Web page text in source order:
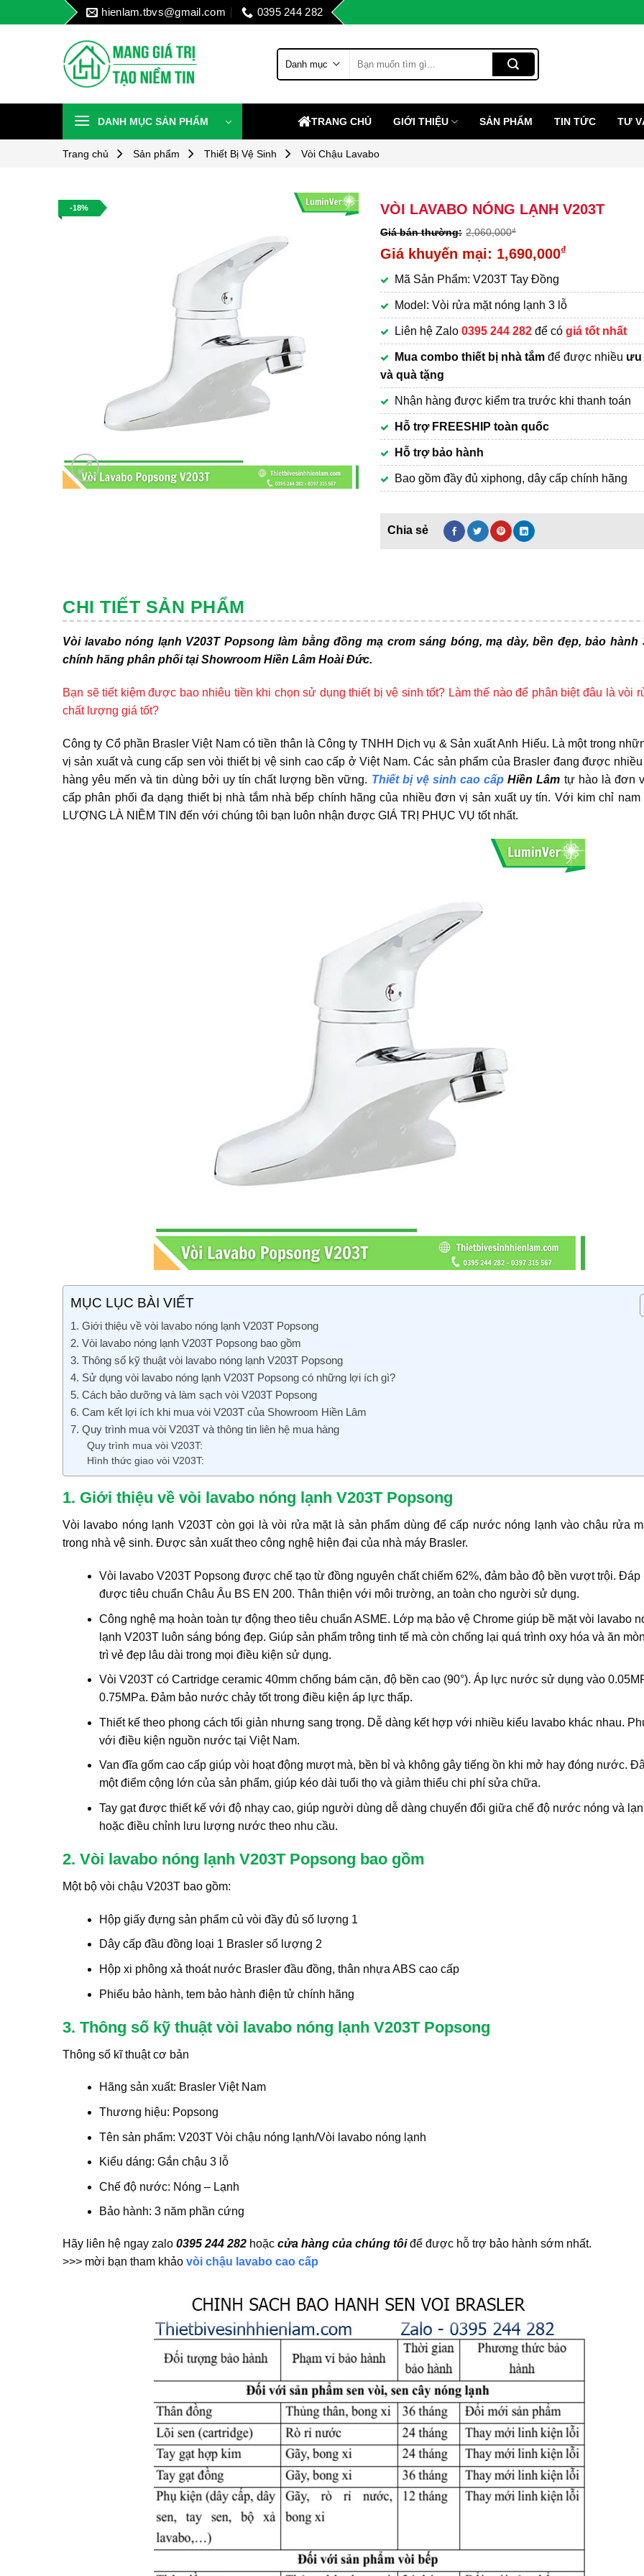
to
hienlam.tbvs@gmail.com 0395 244 282
kiếm:
DANH MỤC SẢN PHẨM TRANG CHỦ GIỚI THIỆU SẢN PHẨM TIN TỨC TƯ
Trang chủ Sản phẩm Thiết Bị Vệ Sinh Vòi Chậu Lavabo
-18% VÒI LAVABO NÓNG LẠNH V203T
2,060,000₫
Giá
là:
2,060,000₫.
1,690,000₫
hiện
tại
là:
1,690,000₫.
Mã Sản Phẩm: V203T Tay Đồng
Model: Vòi rửa mặt nóng lạnh 3 lỗ
Liên hệ Zalo0395 244 282 để cógiá tốt nhất
Mua combo thiết bị nhà tắm để được nhiều ưu
và quà tặng
Nhận hàng được kiểm tra trước khi thanh toán
Hỗ trợ FREESHIP toàn quốc
Hỗ trợ bảo hành
Bao gồm đầy đủ xiphong, dây cấp chính hãng
CHI TIẾT SẢN PHẨM
Vòi lavabo nóng lạnh V203T Popsong làm bằng đồng mạ crom sáng bóng, mạ dày, bền đẹp, bảo hành
chính hãng phân phối tại Showroom Hiền Lâm Hoài Đức.
Bạn sẽ tiết kiệm được bao nhiêu tiền khi chọn sử dụng thiết bị vệ sinh tốt? Làm thế nào để phân biệt đâu là vòi
chất lượng giá tốt?
Công ty Cổ phần Brasler Việt Nam có tiền thân là Công ty TNHH Dịch vụ & Sản xuất Anh Hiếu. Là một trong
vị sản xuất và cung cấp sen vòi thiết bị vệ sinh cao cấp ở Việt Nam. Các sản phẩm của Brasler đang được nhiều
hàng yêu mến và tin dùng bởi uy tín chất lượng bền vững. Thiết bị vệ sinh cao cấp Hiền Lâm tự hào là đơn
cấp phân phối đa dạng thiết bị nhà tắm nhà bếp chính hãng của nhiều đơn vị sản xuất uy tín. Với kim chỉ nam
LƯỢNG LÀ NIỀM TIN đến với chúng tôi bạn luôn nhận được GIÁ TRỊ PHỤC VỤ tốt nhất.
MỤC LỤC BÀI VIẾT
1. Giới thiệu về vòi lavabo nóng lạnh V203T Popsong
2. Vòi lavabo nóng lạnh V203T Popsong bao gồm
3. Thông số kỹ thuật vòi lavabo nóng lạnh V203T Popsong
4. Sử dụng vòi lavabo nóng lạnh V203T Popsong có những lợi ích gì?
5. Cách bảo dưỡng và làm sạch vòi V203T Popsong
6. Cam kết lợi ích khi mua vòi V203T của Showroom Hiền Lâm
7. Quy trình mua vòi V203T và thông tin liên hệ mua hàng
Quy trình mua vòi V203T:
Hình thức giao vòi V203T:
1. Giới thiệu về vòi lavabo nóng lạnh V203T Popsong
Vòi lavabo nóng lạnh V203T còn gọi là vòi rửa mặt là sản phẩm dùng để cấp nước nóng lạnh vào chậu rửa
trong nhà vệ sinh. Được sản xuất theo công nghệ hiện đại của nhà máy Brasler.
Vòi lavabo V203T Popsong được chế tạo từ đồng nguyên chất chiếm 62%, đảm bảo độ bền vượt trội. Đáp
được tiêu chuẩn Châu Âu BS EN 200. Thân thiện với môi trường, an toàn cho người sử dụng.
Công nghệ mạ hoàn toàn tự động theo tiêu chuẩn ASME. Lớp mạ bảo vệ Chrome giúp bề mặt vòi lavabo
lạnh V203T luôn sáng bóng đẹp. Giúp sản phẩm trông tinh tế mà còn chống lại quá trình oxy hóa và ăn
trì vẻ đẹp lâu dài trong mọi điều kiện sử dụng.
Vòi V203T có Cartridge ceramic 40mm chống bám cặn, độ bền cao (90°). Áp lực nước sử dụng vào
0.75MPa. Đảm bảo nước chảy tốt trong điều kiện áp lực thấp.
Thiết kế theo phong cách tối giản nhưng sang trọng. Dễ dàng kết hợp với nhiều kiểu lavabo khác nhau.
với điều kiện nguồn nước tại Việt Nam.
Van đĩa gốm cao cấp giúp vòi hoạt động mượt mà, bền bỉ và không gây tiếng ồn khi mở hay đóng nước.
một điểm cộng lớn của sản phẩm, giúp kéo dài tuổi thọ và giảm thiểu chi phí sửa chữa.
Tay gạt được thiết kế với độ nhạy cao, giúp người dùng dễ dàng chuyển đổi giữa chế độ nước nóng và
hoặc điều chỉnh lưu lượng nước theo nhu cầu.
2. Vòi lavabo nóng lạnh V203T Popsong bao gồm
Một bộ vòi chậu V203T bao gồm:
Hộp giấy đựng sản phẩm củ vòi đầy đủ số lượng 1
Dây cấp đầu đồng loại 1 Brasler số lượng 2
Hộp xi phông xả thoát nước Brasler đầu đồng, thân nhựa ABS cao cấp
Phiếu bảo hành, tem bảo hành điện tử chính hãng
3. Thông số kỹ thuật vòi lavabo nóng lạnh V203T Popsong
Thông số kĩ thuật cơ bản
Hãng sản xuất: Brasler Việt Nam
Thương hiệu: Popsong
Tên sản phẩm: V203T Vòi chậu nóng lạnh/Vòi lavabo nóng lạnh
Kiểu dáng: Gắn chậu 3 lỗ
Chế độ nước: Nóng – Lạnh
Bảo hành: 3 năm phần cứng
Hãy liên hệ ngay zalo 0395 244 282 hoặc cửa hàng của chúng tôiđể được hỗ trợ bảo hành sớm nhất.
>>> mời bạn tham khảo vòi chậu lavabo cao cấp